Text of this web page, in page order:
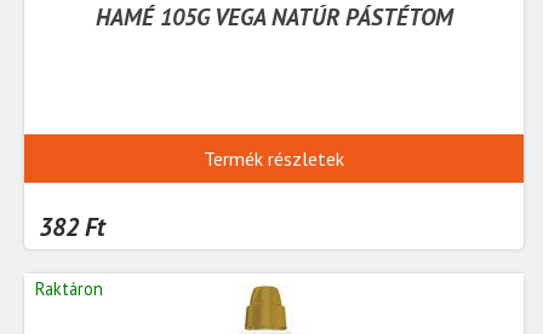
HAMÉ 105G VEGA NATÚR PÁSTÉTOM
Termék részletek
382 Ft
Raktáron